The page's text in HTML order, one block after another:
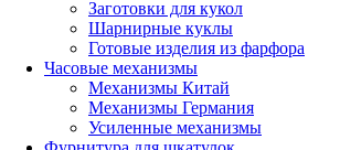
Заготовки для кукол
Шарнирные куклы
Готовые изделия из фарфора
Часовые механизмы
Механизмы Китай
Механизмы Германия
Усиленные механизмы